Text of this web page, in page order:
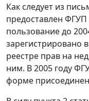
Как следует из
предоставлен
пользование до
зарегистрировано
реестре прав на
ним. В 2005 году
форме